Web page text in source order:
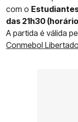
com o
das 21h30
A partida é válida
Conmebol